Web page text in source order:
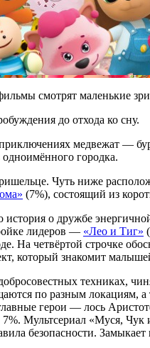
смотрят маленькие
до отхода ко сну.
медвежат —
городка.
Чуть ниже
(7%), состоящий из
история о дружбе
лидеров — «Лео и Тиг»
На четвёртой строчке
который знакомит
техниках,
по разным локациям, а
герои — лось
Мультсериал «Муся, Чук и
безопасности.